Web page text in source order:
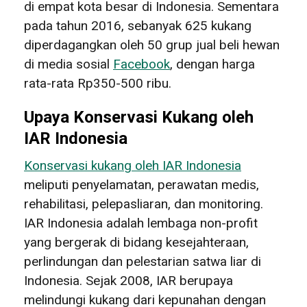
di empat kota besar di Indonesia. Sementara
pada tahun 2016, sebanyak 625 kukang
diperdagangkan oleh 50 grup jual beli hewan
di media sosial Facebook, dengan harga
rata-rata Rp350-500 ribu.
Upaya Konservasi Kukang oleh
IAR Indonesia
Konservasi kukang oleh IAR Indonesia
meliputi penyelamatan, perawatan medis,
rehabilitasi, pelepasliaran, dan monitoring.
IAR Indonesia adalah lembaga non-profit
yang bergerak di bidang kesejahteraan,
perlindungan dan pelestarian satwa liar di
Indonesia. Sejak 2008, IAR berupaya
melindungi kukang dari kepunahan dengan